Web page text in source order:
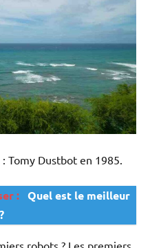
Tomy Dustbot en 1985.
: Quel est le meilleur
robots ? Les premiers